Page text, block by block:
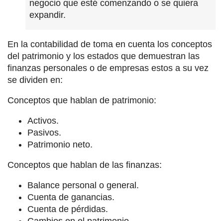
negocio que esté comenzando o se quiera
expandir.
En la contabilidad de toma en cuenta los conceptos
del patrimonio y los estados que demuestran las
finanzas personales o de empresas estos a su vez
se dividen en:
Conceptos que hablan de patrimonio:
Activos.
Pasivos.
Patrimonio neto.
Conceptos que hablan de las finanzas:
Balance personal o general.
Cuenta de ganancias.
Cuenta de pérdidas.